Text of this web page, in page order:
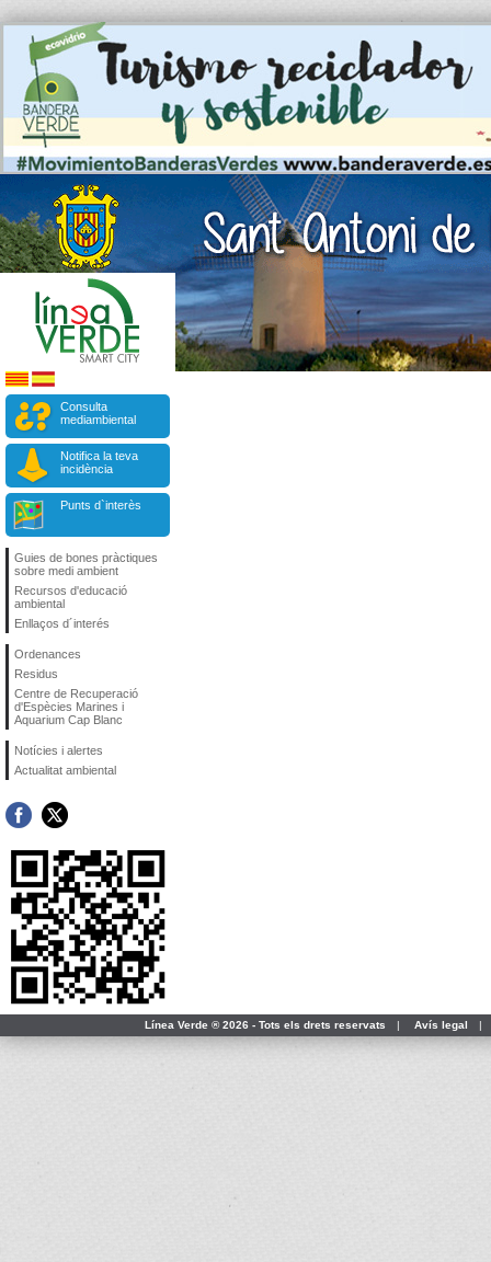
Consulta
mediambiental
Notifica la teva
incidència
Punts d`interès
Guies de bones pràctiques
sobre medi ambient
Recursos d'educació
ambiental
Enllaços d´interés
Ordenances
Residus
Centre de Recuperació
d'Espècies Marines i
Aquarium Cap Blanc
Notícies i alertes
Actualitat ambiental
Línea Verde ® 2026 - Tots els drets reservats | Avís legal |